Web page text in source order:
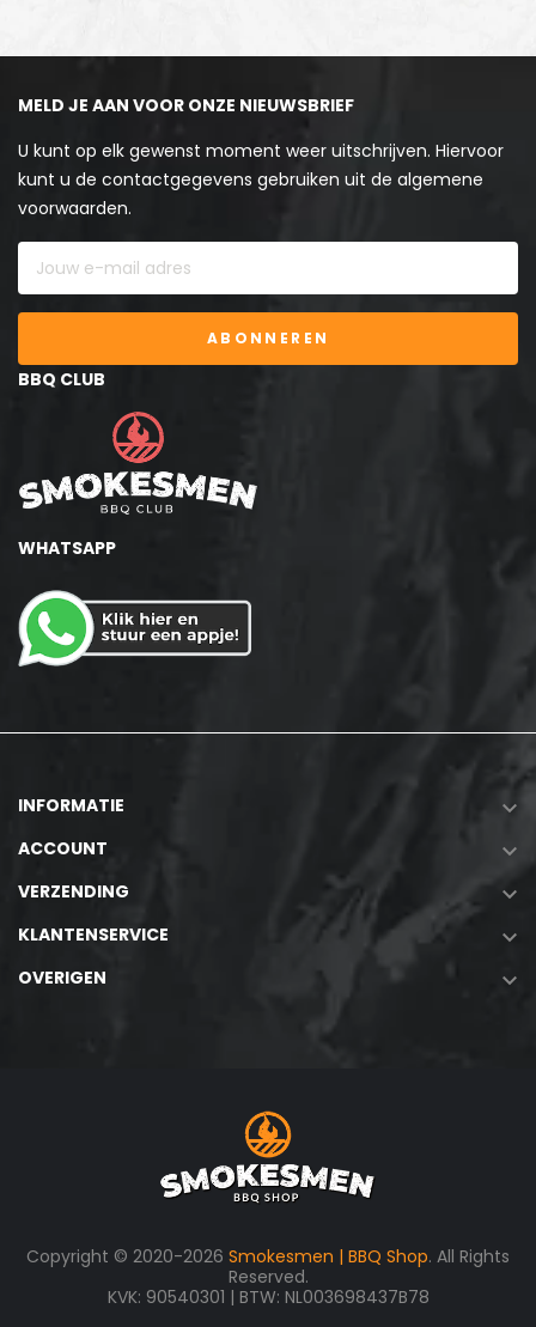
MELD JE AAN VOOR ONZE NIEUWSBRIEF
U kunt op elk gewenst moment weer uitschrijven. Hiervoor
kunt u de contactgegevens gebruiken uit de algemene
voorwaarden.
ABONNEREN
BBQ CLUB
WHATSAPP
INFORMATIE 
ACCOUNT 
VERZENDING 
KLANTENSERVICE 
OVERIGEN 
Copyright © 2020-2026 Smokesmen | BBQ Shop. All Rights
Reserved.
KVK: 90540301 | BTW: NL003698437B78